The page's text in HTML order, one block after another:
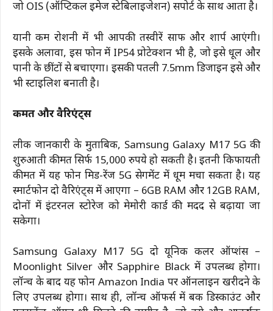
जो OIS (ऑप्टिकल इमेज स्टेबिलाइजेशन) सपोर्ट के साथ आता है।
यानी कम रोशनी में भी आपकी तस्वीरें साफ और शार्प आएंगी।
इसके अलावा, इस फोन में IP54 प्रोटेक्शन भी है, जो इसे धूल और
पानी के छींटों से बचाएगा। इसकी पतली 7.5mm डिजाइन इसे और
भी स्टाइलिश बनाती है।
कीमत और वैरिएंट्स
लीक जानकारी के मुताबिक, Samsung Galaxy M17 5G की
शुरुआती कीमत सिर्फ 15,000 रुपये हो सकती है। इतनी किफायती
कीमत में यह फोन मिड-रेंज 5G सेगमेंट में धूम मचा सकता है। यह
स्मार्टफोन दो वैरिएंट्स में आएगा – 6GB RAM और 12GB RAM,
दोनों में इंटरनल स्टोरेज को मेमोरी कार्ड की मदद से बढ़ाया जा
सकेगा।
Samsung Galaxy M17 5G दो यूनिक कलर ऑप्शंस –
Moonlight Silver और Sapphire Black में उपलब्ध होगा।
लॉन्च के बाद यह फोन Amazon India पर ऑनलाइन खरीदने के
लिए उपलब्ध होगा। साथ ही, लॉन्च ऑफर्स में बैंक डिस्काउंट और